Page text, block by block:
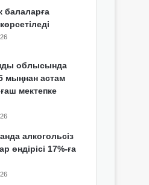
балаларға
облысында
мыңнан астам
мектепке
алкогольсіз
өндірісі 17%-ға